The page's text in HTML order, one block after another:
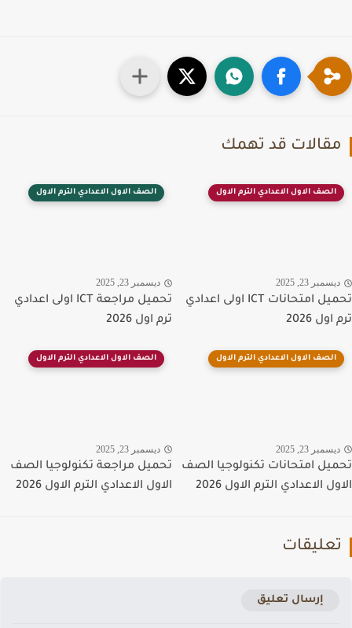
قد تهمك
الصف الاول الاعدادي الترم الاول
23, 2025
تحميل امتحانات ICT اولى اعدادي
2026
الصف الاول الاعدادي الترم الاول
ديسمبر 23, 2025
تحميل مراجعة ICT اولى اعدادي
ترم اول 2026
الصف الاول الاعدادي الترم الاول
23, 2025
امتحانات تكنولوجيا الصف
الاعدادي الترم الاول 2026
الصف الاول الاعدادي الترم الاول
ديسمبر 23, 2025
تحميل مراجعة تكنولوجيا الصف
الاول الاعدادي الترم الاول 2026
إرسال تعليق